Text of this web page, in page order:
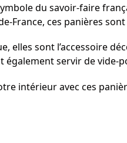
du savoir-faire
France, ces panières sont
elles sont l’accessoire
également servir de
intérieur avec ces